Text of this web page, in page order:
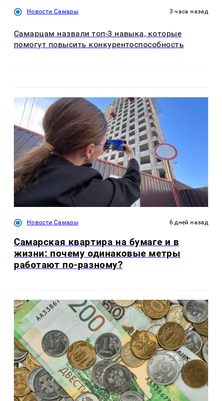
Новости Самары 3 часа назад
Самарцам назвали топ-3 навыка, которые
помогут повысить конкурентоспособность
Новости Самары 6 дней назад
Самарская квартира на бумаге и в
жизни: почему одинаковые метры
работают по-разному?